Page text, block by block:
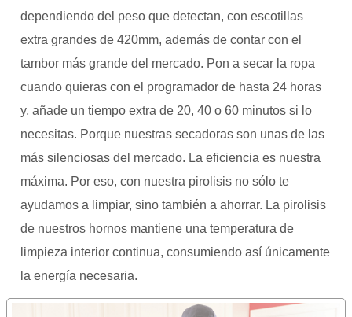
dependiendo del peso que detectan, con escotillas
extra grandes de 420mm, además de contar con el
tambor más grande del mercado. Pon a secar la ropa
cuando quieras con el programador de hasta 24 horas
y, añade un tiempo extra de 20, 40 o 60 minutos si lo
necesitas. Porque nuestras secadoras son unas de las
más silenciosas del mercado. La eficiencia es nuestra
máxima. Por eso, con nuestra pirolisis no sólo te
ayudamos a limpiar, sino también a ahorrar. La pirolisis
de nuestros hornos mantiene una temperatura de
limpieza interior continua, consumiendo así únicamente
la energía necesaria.